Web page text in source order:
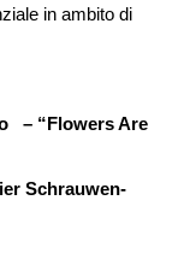
in ambito di
– “Flowers Are
Schrauwen-